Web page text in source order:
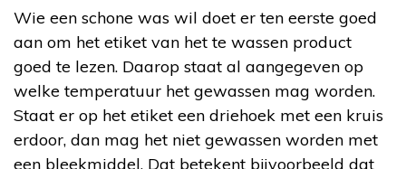
Wie een schone was wil doet er ten eerste goed
aan om het etiket van het te wassen product
goed te lezen. Daarop staat al aangegeven op
welke temperatuur het gewassen mag worden.
Staat er op het etiket een driehoek met een kruis
erdoor, dan mag het niet gewassen worden met
een bleekmiddel. Dat betekent bijvoorbeeld dat